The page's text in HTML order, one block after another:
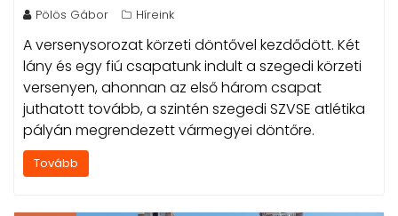
Pölös Gábor Híreink
A versenysorozat körzeti döntővel kezdődött. Két
lány és egy fiú csapatunk indult a szegedi körzeti
versenyen, ahonnan az első három csapat
juthatott tovább, a szintén szegedi SZVSE atlétika
pályán megrendezett vármegyei döntőre.
Tovább